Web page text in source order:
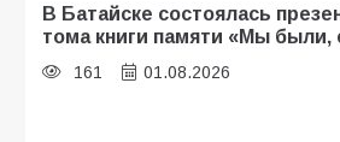
В Батайске состоялась
тома книги памяти «Мы были,
161 01.08.2026